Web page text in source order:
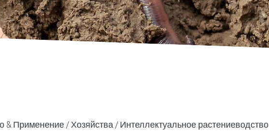
& Применение Хозяйства Интеллектуальное растениеводство